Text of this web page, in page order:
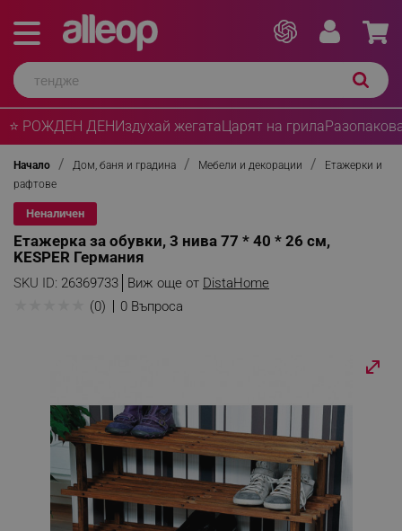
⭐ РОЖДЕН ДЕНИздухай жегатаЦарят на грила
Начало Дом, баня и градина Мебели и декорации
Етажерки и
рафтове
Неналичен
Етажерка за обувки, 3 нива 77 * 40 * 26 см,
KESPER Германия
SKU ID: 26369733 Виж още от DistaHome
(0) 0 Въпроса